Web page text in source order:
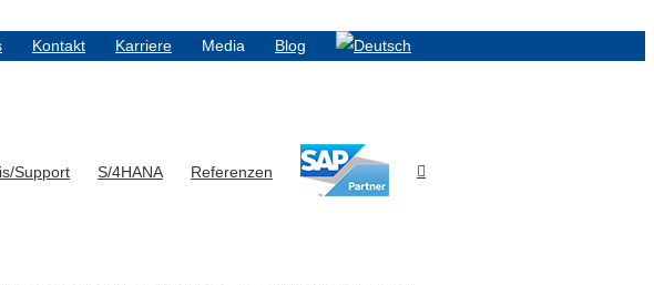
Kontakt Karriere Media Blog
Support S/4HANA Referenzen